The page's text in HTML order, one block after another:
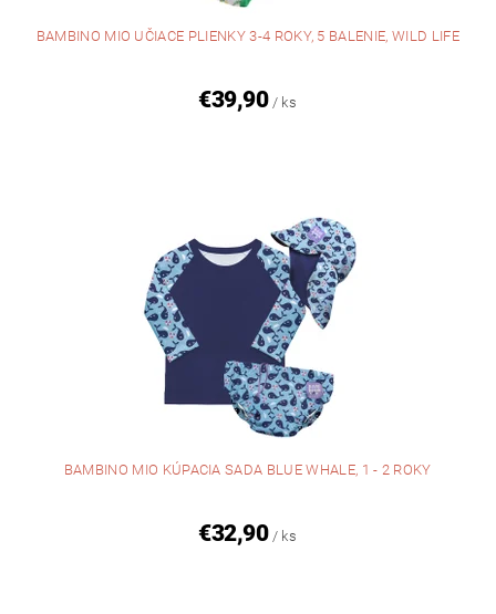
BAMBINO MIO UČIACE PLIENKY 3-4 ROKY, 5 BALENIE, WILD LIFE
€39,90 / ks
BAMBINO MIO KÚPACIA SADA BLUE WHALE, 1 - 2 ROKY
€32,90 / ks